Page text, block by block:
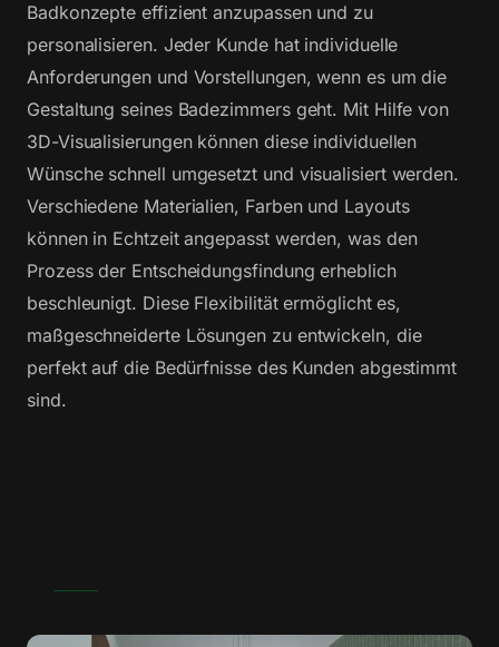
Badkonzepte effizient anzupassen und zu
personalisieren. Jeder Kunde hat individuelle
Anforderungen und Vorstellungen, wenn es um die
Gestaltung seines Badezimmers geht. Mit Hilfe von
3D-Visualisierungen können diese individuellen
Wünsche schnell umgesetzt und visualisiert werden.
Verschiedene Materialien, Farben und Layouts
können in Echtzeit angepasst werden, was den
Prozess der Entscheidungsfindung erheblich
beschleunigt. Diese Flexibilität ermöglicht es,
maßgeschneiderte Lösungen zu entwickeln, die
perfekt auf die Bedürfnisse des Kunden abgestimmt
sind.